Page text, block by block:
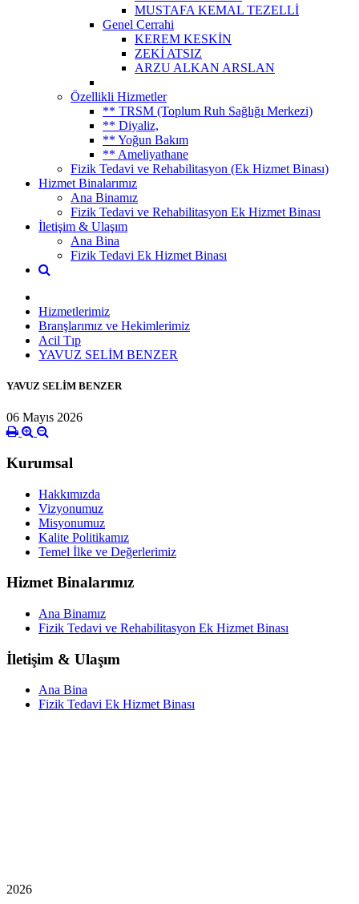
MUSTAFA KEMAL TEZELLİ
Genel Cerrahi
KEREM KESKİN
ZEKİ ATSIZ
ARZU ALKAN ARSLAN
Özellikli Hizmetler
** TRSM (Toplum Ruh Sağlığı Merkezi)
** Diyaliz,
** Yoğun Bakım
** Ameliyathane
Fizik Tedavi ve Rehabilitasyon (Ek Hizmet Binası)
Hizmet Binalarımız
Ana Binamız
Fizik Tedavi ve Rehabilitasyon Ek Hizmet Binası
İletişim & Ulaşım
Ana Bina
Fizik Tedavi Ek Hizmet Binası
Hizmetlerimiz
Branşlarımız ve Hekimlerimiz
Acil Tıp
YAVUZ SELİM BENZER
YAVUZ SELİM BENZER
06 Mayıs 2026
Kurumsal
Hakkımızda
Vizyonumuz
Misyonumuz
Kalite Politikamız
Temel İlke ve Değerlerimiz
Hizmet Binalarımız
Ana Binamız
Fizik Tedavi ve Rehabilitasyon Ek Hizmet Binası
İletişim & Ulaşım
Ana Bina
Fizik Tedavi Ek Hizmet Binası
2026